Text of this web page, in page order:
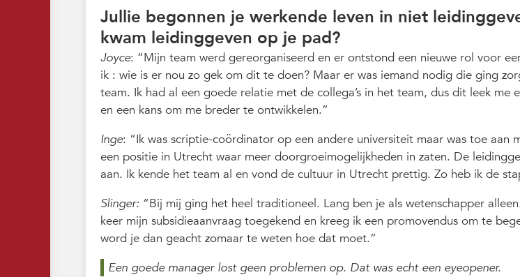
Jullie begonnen je werkende leven in niet
kwam leidinggeven op je pad?
Joyce:
Mijn team werd gereorganiseerd en er ontstond een nieuwe rol voor
ik : wie is er nou zo gek om dit te doen? Maar er was iemand nodig die ging
team. Ik had al een goede relatie met de collega’s in het team, dus dit leek me
en een kans om me breder te ontwikkelen.
Inge:
Ik was scriptie-coördinator op een andere universiteit maar was toe aan
een positie in Utrecht waar meer doorgroeimogelijkheden in zaten. De
aan. Ik kende het team al en vond de cultuur in Utrecht prettig. Zo heb ik de
Slinger:
Bij mij ging het heel traditioneel. Lang ben je als wetenschapper
keer mijn subsidieaanvraag toegekend en kreeg ik een promovendus om te
word je dan geacht zomaar te weten hoe dat moet.
Een goede manager lost geen problemen op. Dat was echt een eyeopener.